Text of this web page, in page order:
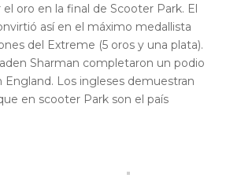
oro en la final de Scooter Park. El
así en el máximo medallista
del Extreme (5 oros y una plata).
Sharman completaron un podio
England. Los ingleses demuestran
en scooter Park son el país